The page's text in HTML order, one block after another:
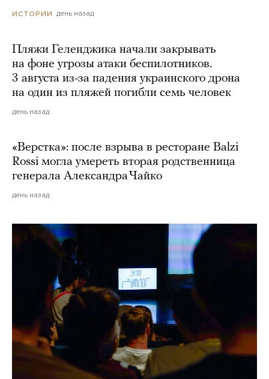
ИСТОРИИ день назад
Пляжи Геленджика начали закрывать
на фоне угрозы атаки беспилотников.
3 августа из-за падения украинского дрона
на один из пляжей погибли семь человек
день назад
«Верстка»: после взрыва в ресторане Balzi
Rossi могла умереть вторая родственница
генерала Александра Чайко
день назад